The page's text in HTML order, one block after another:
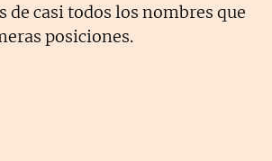
de casi todos los nombres que
posiciones.